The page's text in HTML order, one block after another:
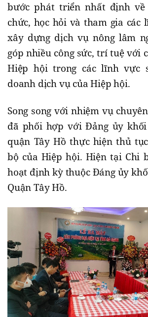
bước phát triển nhất định
chức, học hỏi và tham gia các
xây dựng dịch vụ nông lâm
góp nhiều công sức, trí tuệ với
Hiệp hội trong các lĩnh vực
doanh dịch vụ của Hiệp hội.
Song song với nhiệm vụ
đã phối hợp với Đảng ủy khối
quận Tây Hồ thực hiện thủ
bộ của Hiệp hội. Hiện tại Chi
hoạt định kỳ thuộc Đáng ủy
Quận Tây Hồ.